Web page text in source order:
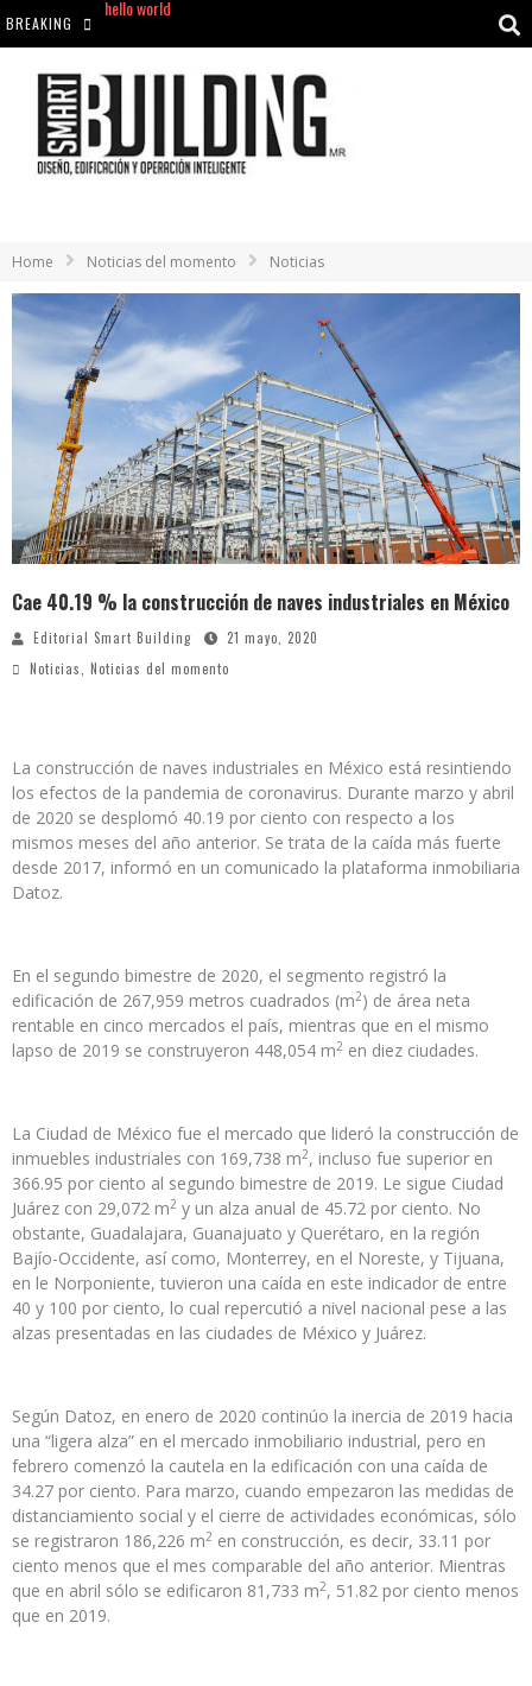
BREAKING
hello world
hello world
Home Noticias del momento Noticias
Cae 40.19 % la construcción de naves industriales en México
Editorial Smart Building
21 mayo, 2020
Noticias, Noticias del momento
La construcción de naves industriales en México está resintiendo
los efectos de la pandemia de coronavirus. Durante marzo y abril
de 2020 se desplomó 40.19 por ciento con respecto a los
mismos meses del año anterior. Se trata de la caída más fuerte
desde 2017, informó en un comunicado la plataforma inmobiliaria
Datoz.
En el segundo bimestre de 2020, el segmento registró la
edificación de 267,959 metros cuadrados (m2) de área neta
rentable en cinco mercados el país, mientras que en el mismo
lapso de 2019 se construyeron 448,054 m2 en diez ciudades.
La Ciudad de México fue el mercado que lideró la construcción de
inmuebles industriales con 169,738 m2, incluso fue superior en
366.95 por ciento al segundo bimestre de 2019. Le sigue Ciudad
Juárez con 29,072 m2 y un alza anual de 45.72 por ciento. No
obstante, Guadalajara, Guanajuato y Querétaro, en la región
Bajío-Occidente, así como, Monterrey, en el Noreste, y Tijuana,
en le Norponiente, tuvieron una caída en este indicador de entre
40 y 100 por ciento, lo cual repercutió a nivel nacional pese a las
alzas presentadas en las ciudades de México y Juárez.
Según Datoz, en enero de 2020 continúo la inercia de 2019 hacia
una “ligera alza” en el mercado inmobiliario industrial, pero en
febrero comenzó la cautela en la edificación con una caída de
34.27 por ciento. Para marzo, cuando empezaron las medidas de
distanciamiento social y el cierre de actividades económicas, sólo
se registraron 186,226 m2 en construcción, es decir, 33.11 por
ciento menos que el mes comparable del año anterior. Mientras
que en abril sólo se edificaron 81,733 m2, 51.82 por ciento menos
que en 2019.